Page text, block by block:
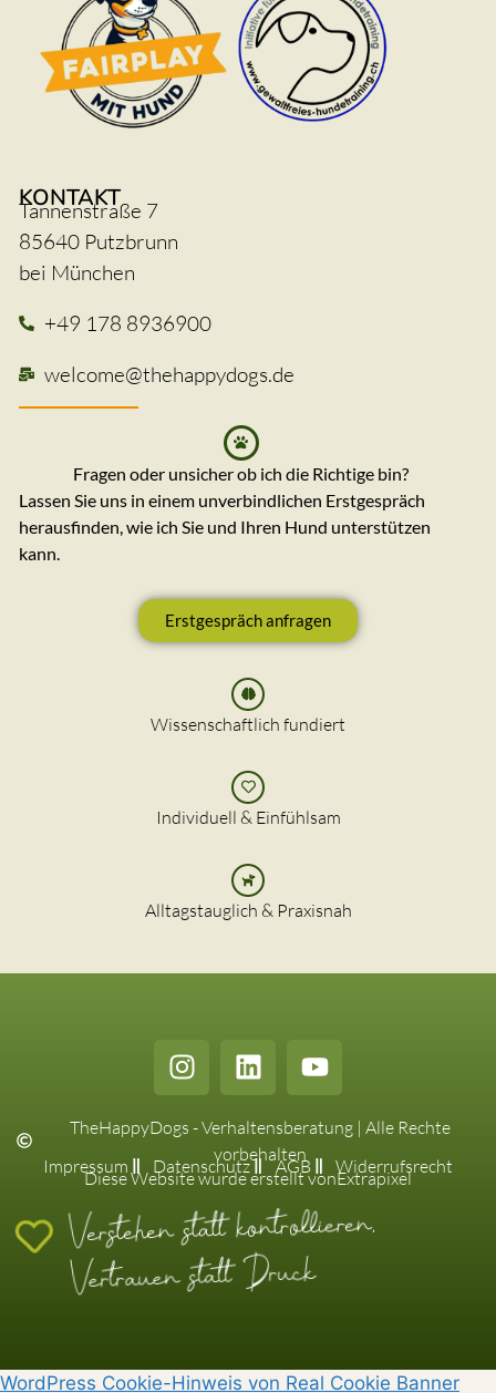
KONTAKT
Tannenstraße 7
85640 Putzbrunn
bei München
+49 178 8936900
welcome@thehappydogs.de
Fragen oder unsicher ob ich die Richtige bin?
Lassen Sie uns in einem unverbindlichen Erstgespräch
herausfinden, wie ich Sie und Ihren Hund unterstützen
kann.
Erstgespräch anfragen
Wissenschaftlich fundiert
Individuell & Einfühlsam
Alltagstauglich & Praxisnah
TheHappyDogs - Verhaltensberatung | Alle Rechte
vorbehalten
Impressum Datenschutz AGB Widerrufsrecht
Diese Website wurde erstellt vonExtrapixel
Verstehen statt kontrollieren,
Vertrauen statt Druck
WordPress Cookie-Hinweis von Real Cookie Banner